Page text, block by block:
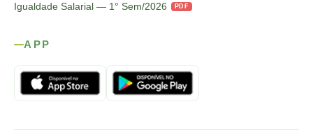
Igualdade Salarial — 1° Sem/2026
PDF
APP